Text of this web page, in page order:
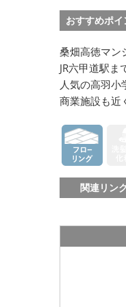
おすすめポイ
桑畑高徳マ
JR六甲道駅
人気の高羽
商業施設も近
関連リンク